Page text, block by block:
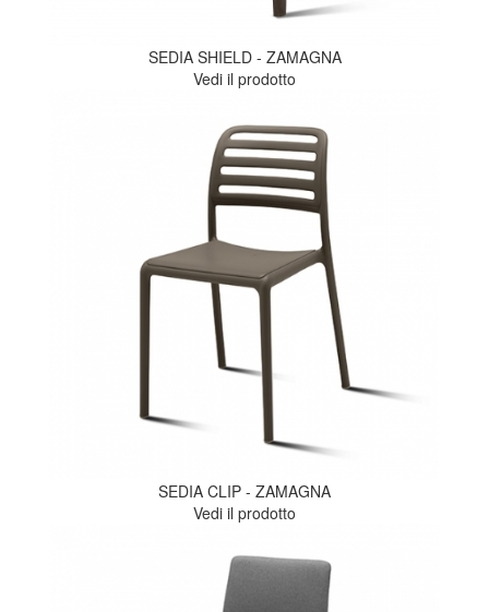
SEDIA SHIELD - ZAMAGNA
Vedi il prodotto
SEDIA CLIP - ZAMAGNA
Vedi il prodotto